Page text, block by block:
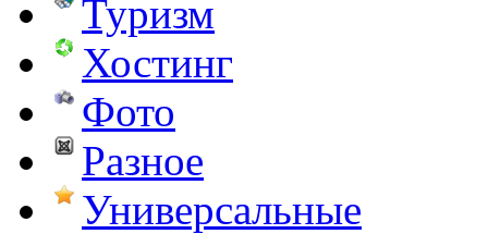
Туризм
Хостинг
Фото
Разное
Универсальные